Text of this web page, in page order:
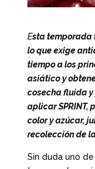
Esta temporada
lo que exige
tiempo a los
asiático y
cosecha fluida y
aplicar SPRINT,
color y azúcar,
recolección de
Sin duda uno